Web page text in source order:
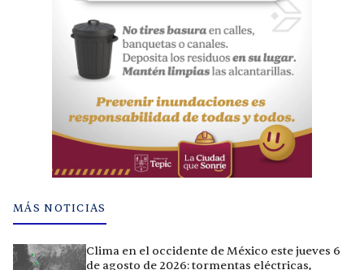
MÁS NOTICIAS
Clima en el occidente de México este jueves 6
de agosto de 2026: tormentas eléctricas,